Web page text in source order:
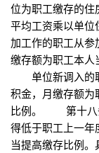
位为职工缴存的住
平均工资乘以单
加工作的职工从参
缴存额为职工本人
单位新调入的
积金，月缴存额
比例。 第十八
得低于职工上一
当提高缴存比例